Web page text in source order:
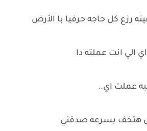
رزع كل حاجه حرفيا با الأرض
الي انت عملته دا
عملت اي..
هتخف بسرعه صدقني